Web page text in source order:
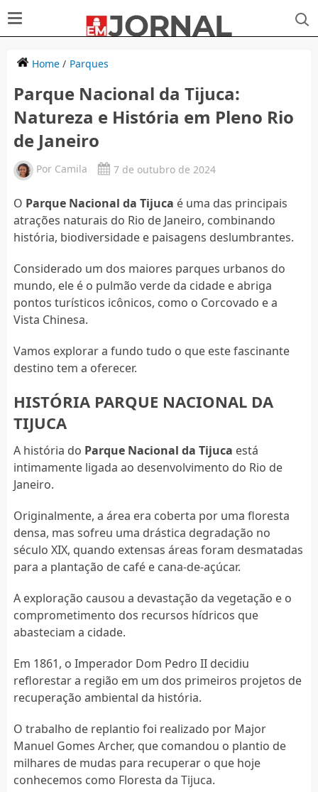
Home/ Parques
Parque Nacional da Tijuca:
Natureza e História em Pleno Rio
de Janeiro
Por Camila 7 de outubro de 2024
O Parque Nacional da Tijuca é uma das principais
atrações naturais do Rio de Janeiro, combinando
história, biodiversidade e paisagens deslumbrantes.
Considerado um dos maiores parques urbanos do
mundo, ele é o pulmão verde da cidade e abriga
pontos turísticos icônicos, como o Corcovado e a
Vista Chinesa.
Vamos explorar a fundo tudo o que este fascinante
destino tem a oferecer.
HISTÓRIA PARQUE NACIONAL DA
TIJUCA
A história do Parque Nacional da Tijuca está
intimamente ligada ao desenvolvimento do Rio de
Janeiro.
Originalmente, a área era coberta por uma floresta
densa, mas sofreu uma drástica degradação no
século XIX, quando extensas áreas foram desmatadas
para a plantação de café e cana-de-açúcar.
A exploração causou a devastação da vegetação e o
comprometimento dos recursos hídricos que
abasteciam a cidade.
Em 1861, o Imperador Dom Pedro II decidiu
reflorestar a região em um dos primeiros projetos de
recuperação ambiental da história.
O trabalho de replantio foi realizado por Major
Manuel Gomes Archer, que comandou o plantio de
milhares de mudas para recuperar o que hoje
conhecemos como Floresta da Tijuca.